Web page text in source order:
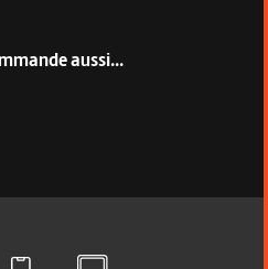
aussi...